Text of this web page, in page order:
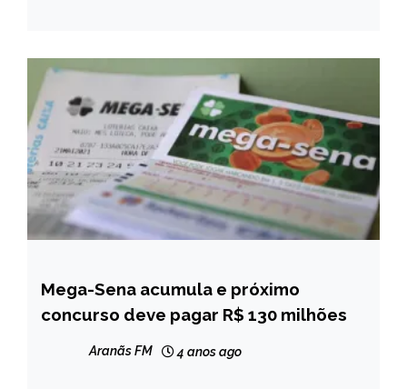
BRASIL
NOTÍCIAS
Mega-Sena acumula e próximo
concurso deve pagar R$ 130 milhões
Aranãs FM 4 anos ago